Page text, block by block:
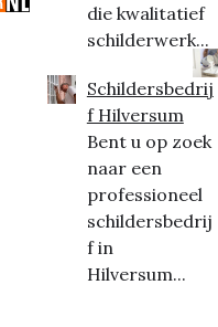
die kwalitatief
schilderwerk...
Schildersbedrij
f Hilversum
Bent u op zoek
naar een
professioneel
schildersbedrij
f in
Hilversum...